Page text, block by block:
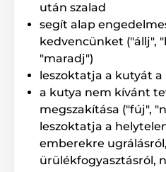
Nyakörv hossza
A Dogtrace D-
kiváló
rendelkezik.
a kutyusnak, és jól tart a
és 70 cm között
állítható.
Súly és méretek
után szalad
segít alap
kedvencünket ("állj",
"maradj")
leszoktatja a kutyát
a kutya nem kívánt
megszakítása ("fúj",
leszoktatja a
emberekre
ürülékfogyasztásról,